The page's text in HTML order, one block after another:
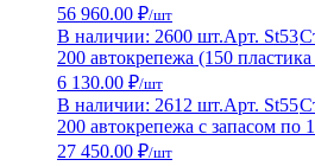
56 960.00 ₽/шт
В наличии: 2600 шт.Арт. St53
200 автокрепежа (150
6 130.00 ₽/шт
В наличии: 2612 шт.Арт. St55
200 автокрепежа с запасом по
27 450.00 ₽/шт